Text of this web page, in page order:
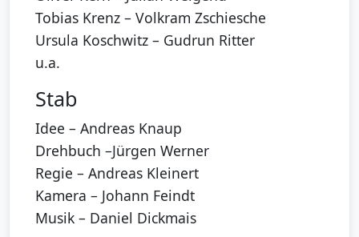
Tobias Krenz – Volkram Zschiesche
Ursula Koschwitz – Gudrun Ritter
u.a.
Stab
Idee – Andreas Knaup
Drehbuch –Jürgen Werner
Regie – Andreas Kleinert
Kamera – Johann Feindt
Musik – Daniel Dickmais